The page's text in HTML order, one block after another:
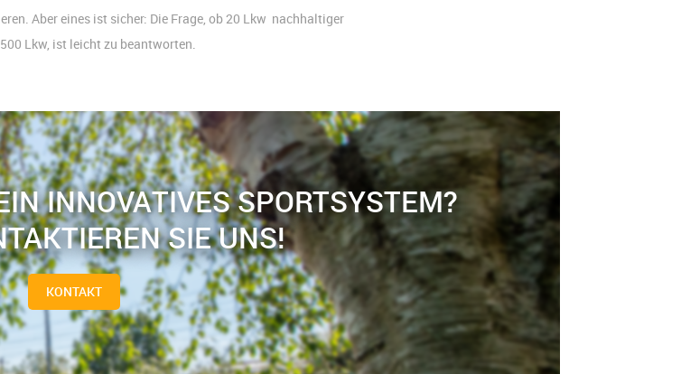
Aber eines ist sicher: Die Frage, ob 20 Lkw nachhaltiger
Lkw, ist leicht zu beantworten.
INNOVATIVES SPORTSYSTEM?
SIE UNS!
KONTAKT